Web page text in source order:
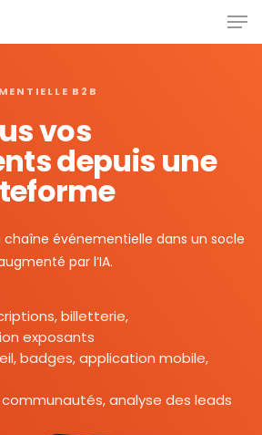
B2B
vos
depuis une
événementielle dans un socle
par l’IA.
billetterie,
exposants
badges, application mobile,
analyse des leads